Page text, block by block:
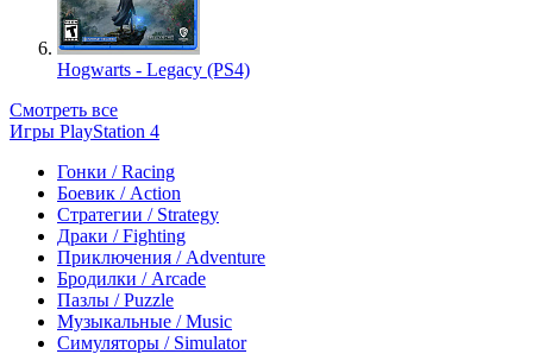
Hogwarts - Legacy (PS4)
Смотреть все
Игры PlayStation 4
Гонки / Racing
Боевик / Action
Стратегии / Strategy
Драки / Fighting
Приключения / Adventure
Бродилки / Arcade
Пазлы / Puzzle
Музыкальные / Music
Симуляторы / Simulator